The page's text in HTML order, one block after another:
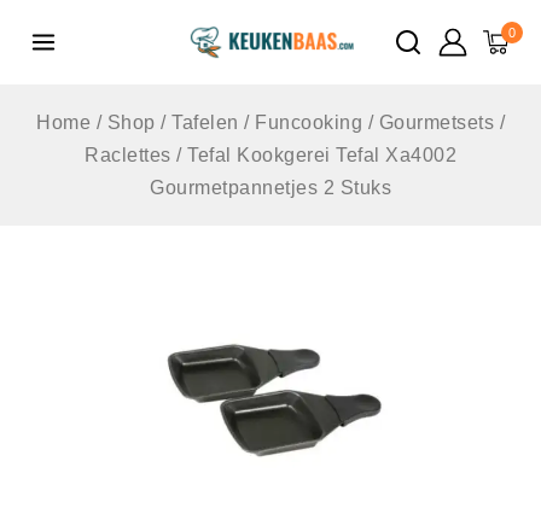
inhoud
0
Home / Shop / Tafelen / Funcooking / Gourmetsets /
Raclettes / Tefal Kookgerei Tefal Xa4002
Gourmetpannetjes 2 Stuks